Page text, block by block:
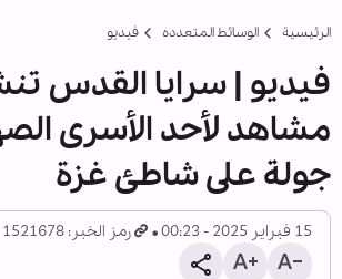
الرئيسية الوسائط المتعدده فیدیو
فیديو | سرايا القدس
مشاهد لأحد الأسرى
جولة على شاطئ غزة
15 فبراير 2025 - 00:23 رمز الخبر: 1521678